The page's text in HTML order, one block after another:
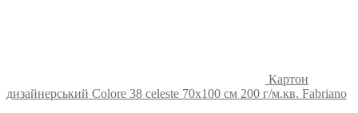
Картон
дизайнерський Colore 38 celeste 70х100 см 200 г/м.кв. Fabriano